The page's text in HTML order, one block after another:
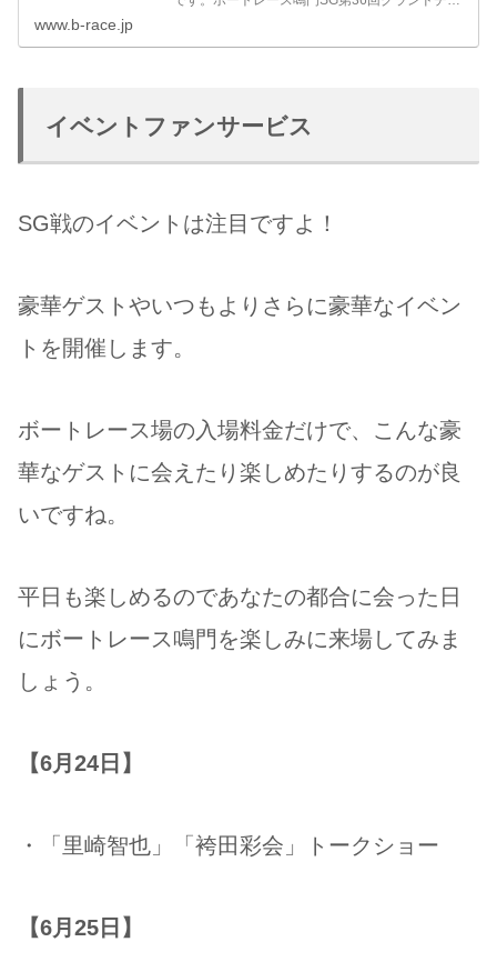
www.b-race.jp
イベントファンサービス
SG戦のイベントは注目ですよ！
豪華ゲストやいつもよりさらに豪華なイベン
トを開催します。
ボートレース場の入場料金だけで、こんな豪
華なゲストに会えたり楽しめたりするのが良
いですね。
平日も楽しめるのであなたの都合に会った日
にボートレース鳴門を楽しみに来場してみま
しょう。
【6月24日】
・「里崎智也」「袴田彩会」トークショー
【6月25日】